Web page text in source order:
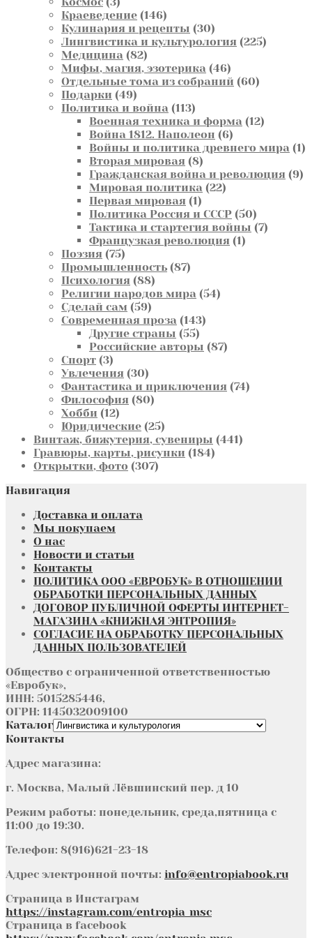
товара
Краеведение 146146
товаров
Кулинария и рецепты 3030
товаров
Лингвистика и культурология 225225
Медицина 8282
товара
Мифы, магия, эзотерика 4646
товаров
Отдельные тома из собраний 6060
Подарки 4949
товаров
Политика и война 113113
товаров
Военная техника и форма 1212
Война 1812. Наполеон 66
товаров
Войны и политика древнего мира 11
Вторая мировая 88
товаров
Гражданская война и революция 99
Мировая политика 2222
Первая мировая 11
товар
Политика Россия и СССР 5050
товаров
Тактика и стартегия войны 77
Французкая революция 11
Поэзия 7575
товаров
Промышленность 8787
Психология 8888
товаров
Религии народов мира 5454
Сделай сам 5959
товаров
Современная проза 143143
Другие страны 5555
товаров
Российские авторы 8787
Спорт 33
товара
Увлечения 3030
товаров
Фантастика и приключения 7474
Философия 8080
Хобби 1212
товаров
Юридические 2525
товаров
Винтаж, бижутерия, сувениры 441441
Гравюры, карты, рисунки 184184
Открытки, фото 307307
Навигация
Доставка и оплата
Мы покупаем
О нас
Новости и статьи
Контакты
ПОЛИТИКА ООО «ЕВРОБУК» В ОТНОШЕНИИ
ОБРАБОТКИ ПЕРСОНАЛЬНЫХ ДАННЫХ
ДОГОВОР ПУБЛИЧНОЙ ОФЕРТЫ ИНТЕРНЕТ-
МАГАЗИНА «КНИЖНАЯ ЭНТРОПИЯ»
СОГЛАСИЕ НА ОБРАБОТКУ ПЕРСОНАЛЬНЫХ
ДАННЫХ ПОЛЬЗОВАТЕЛЕЙ
Общество с ограниченной ответственностью
«Евробук»,
ИНН: 5015285446,
ОГРН: 1145032009100
Каталог
Контакты
Адрес магазина:
г. Москва, Малый Лёвшинский пер. д 10
Режим работы: понедельник, среда,пятница с
11:00 до 19:30.
Телефон: 8(916)621-23-18
Адрес электронной почты: info@entropiabook.ru
Страница в Инстаграм
https://instagram.com/entropia_msc
Страница в facebook